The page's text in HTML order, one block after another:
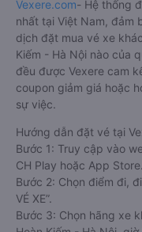
Vexere.com- Hệ thống
nhất tại Việt Nam, đảm
dịch đặt mua vé xe
Kiếm - Hà Nội nào của
đều được Vexere cam
coupon giảm giá hoặc
sự việc.
Hướng dẫn đặt vé tại
Bước 1: Truy cập vào
CH Play hoặc App Store.
Bước 2: Chọn điểm đi,
VÉ XE”.
Bước 3: Chọn hãng xe